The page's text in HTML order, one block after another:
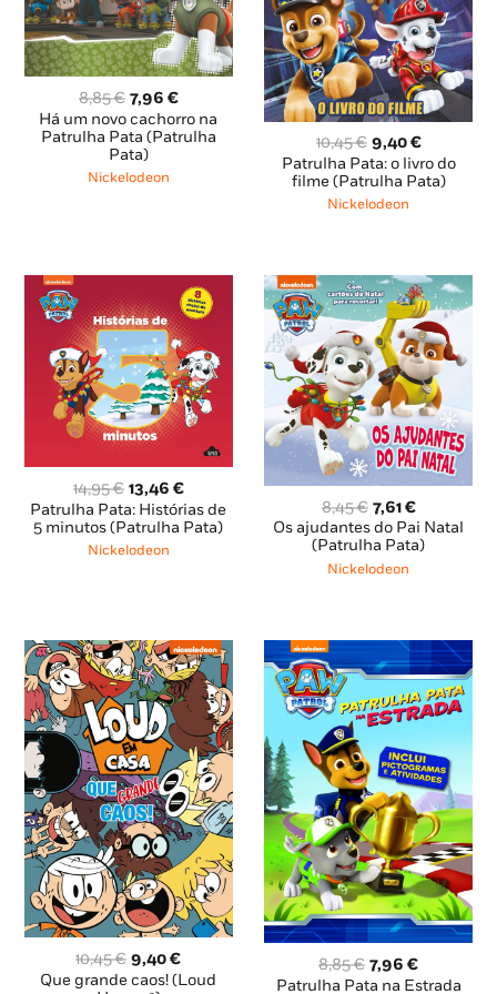
8,85€ O
preço
original
era:
8,85 €.
7,96 €O
preço
atual
Há um novo cachorro na
Patrulha Pata (Patrulha
Pata)
Nickelodeon
10,45€ O
preço
original
era:
9,40€O
preço
atual
Patrulha Pata: o livro do
filme (Patrulha Pata)
Nickelodeon
14,95€ O
preço
original
era:
13,46 €O
preço
atual
Patrulha Pata: Histórias de
5 minutos (Patrulha Pata)
Nickelodeon
8,45€ O
preço
original
era:
7,61€O
preço
atual
Os ajudantes do Pai Natal
(Patrulha Pata)
Nickelodeon
10,45€ O
preço
9,40€O
preço
Que grande caos! (Loud
8,85€ O
preço
7,96€O
preço
Patrulha Pata na Estrada